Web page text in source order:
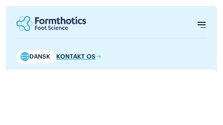
DANSK KONTAKT OS